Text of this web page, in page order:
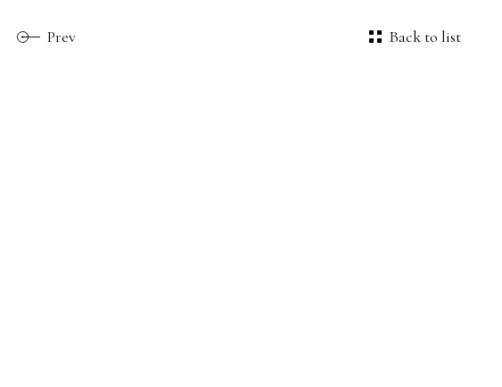
Prev Back to list